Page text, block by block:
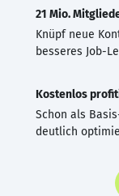
21 Mio.
Knüpf neue
besseres Job-
Kostenlos
Schon als
deutlich